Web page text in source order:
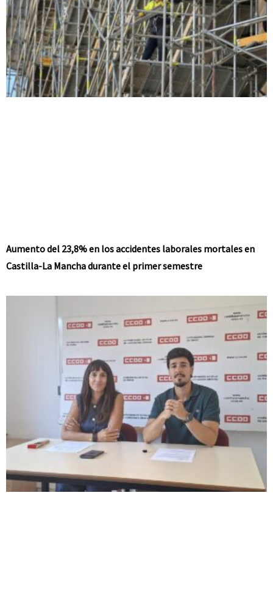
Aumento del 23,8% en los accidentes laborales mortales en
Castilla-La Mancha durante el primer semestre